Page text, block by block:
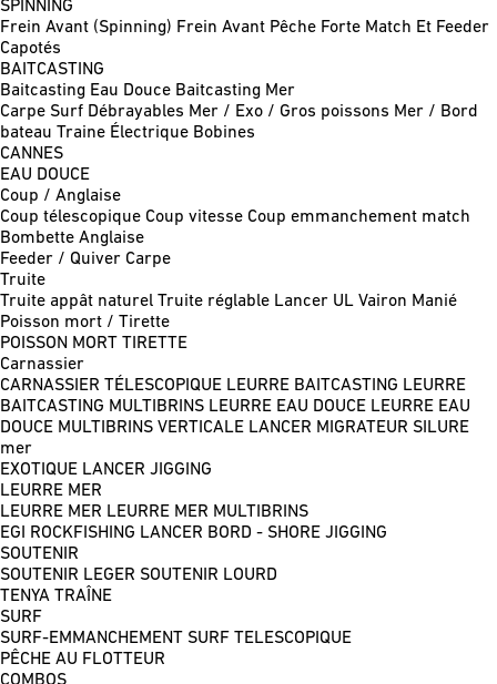
SPINNING
Frein Avant (Spinning) Frein Avant Pêche Forte Match Et Feeder
Capotés
BAITCASTING
Baitcasting Eau Douce Baitcasting Mer
Carpe Surf Débrayables Mer / Exo / Gros poissons Mer / Bord
bateau Traine Électrique Bobines
CANNES
EAU DOUCE
Coup / Anglaise
Coup télescopique Coup vitesse Coup emmanchement match
Bombette Anglaise
Feeder / Quiver Carpe
Truite
Truite appât naturel Truite réglable Lancer UL Vairon Manié
Poisson mort / Tirette
POISSON MORT TIRETTE
Carnassier
CARNASSIER TÉLESCOPIQUE LEURRE BAITCASTING LEURRE
BAITCASTING MULTIBRINS LEURRE EAU DOUCE LEURRE EAU
DOUCE MULTIBRINS VERTICALE LANCER MIGRATEUR SILURE
mer
EXOTIQUE LANCER JIGGING
LEURRE MER
LEURRE MER LEURRE MER MULTIBRINS
EGI
ROCKFISHING LANCER BORD - SHORE JIGGING
SOUTENIR
SOUTENIR LEGER SOUTENIR LOURD
TENYA TRAÎNE
SURF
SURF-EMMANCHEMENT SURF TELESCOPIQUE
PÊCHE AU FLOTTEUR